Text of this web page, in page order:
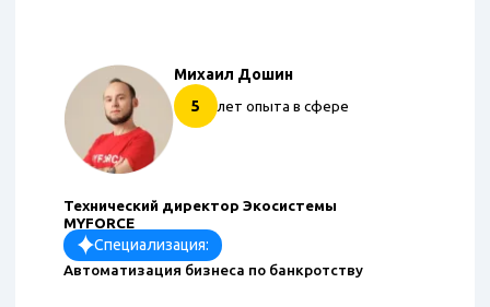
Михаил Дошин
5
лет опыта в сфере
Технический директор Экосистемы
MYFORCE
Специализация:
Автоматизация бизнеса по банкротству